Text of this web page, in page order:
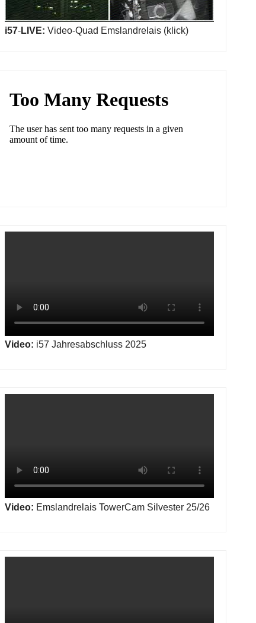
i57-LIVE: Video-Quad Emslandrelais (klick)
Video: i57 Jahresabschluss 2025
Video: Emslandrelais TowerCam Silvester 25/26